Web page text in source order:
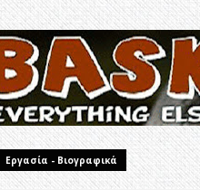
Εργασία - Βιογραφικά